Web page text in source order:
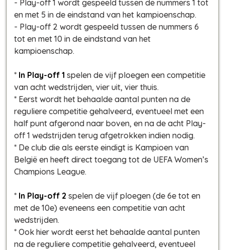
- Play-off 1 wordt gespeeld tussen de nummers 1 tot
en met 5 in de eindstand van het kampioenschap.
- Play-off 2 wordt gespeeld tussen de nummers 6
tot en met 10 in de eindstand van het
kampioenschap.
* In Play-off 1 spelen de vijf ploegen een competitie
van acht wedstrijden, vier uit, vier thuis.
* Eerst wordt het behaalde aantal punten na de
reguliere competitie gehalveerd, eventueel met een
half punt afgerond naar boven, en na de acht Play-
off 1 wedstrijden terug afgetrokken indien nodig.
* De club die als eerste eindigt is Kampioen van
België en heeft direct toegang tot de UEFA Women’s
Champions League.
* In Play-off 2 spelen de vijf ploegen (de 6e tot en
met de 10e) eveneens een competitie van acht
wedstrijden.
* Ook hier wordt eerst het behaalde aantal punten
na de reguliere competitie gehalveerd, eventueel